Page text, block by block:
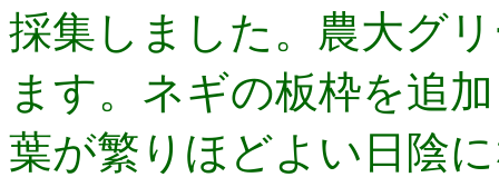
採集しました。農­大グ
ます。ネギの板枠を追
葉が繁りほどよい日陰